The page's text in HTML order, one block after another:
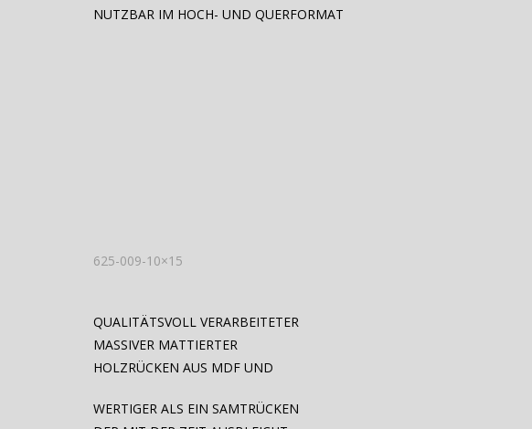
NUTZBAR IM HOCH- UND QUERFORMAT
625-009-10×15
QUALITÄTSVOLL VERARBEITETER
MASSIVER MATTIERTER
HOLZRÜCKEN AUS MDF UND
WERTIGER ALS EIN SAMTRÜCKEN